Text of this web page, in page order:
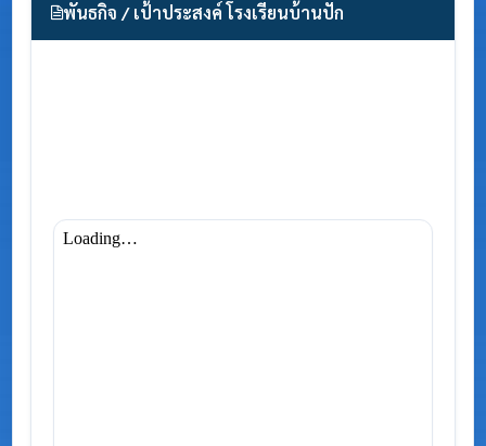
พันธกิจ / เป้าประสงค์ โรงเรียนบ้านปัก